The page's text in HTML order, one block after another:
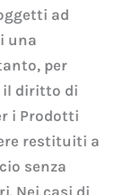
ad
una
per
il diritto di
i Prodotti
restituiti a
senza